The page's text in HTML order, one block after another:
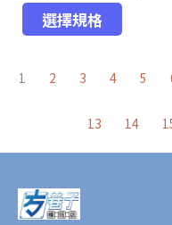
選擇規格
產
種
1 2 3 4 5
13 14